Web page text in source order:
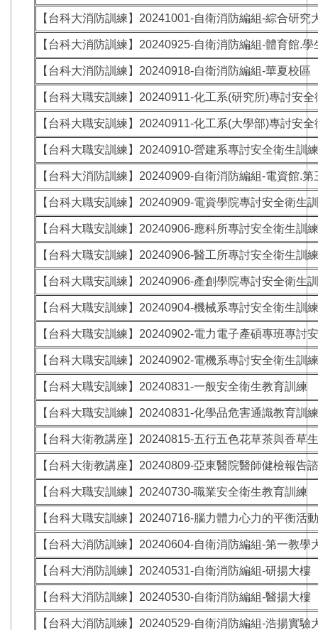
【台科大消防訓練】20241001-自衛消防編組-綜合研究
【台科大消防訓練】20240925-自衛消防編組-體育館.學
【台科大消防訓練】20240918-自衛消防編組-華夏校區
【台科大職安訓練】20240911-化工系(研究所)專討安
【台科大職安訓練】20240911-化工系(大學部)專討安
【台科大職安訓練】20240910-營建系專討安全衛生訓練
【台科大消防訓練】20240909-自衛消防編組-電資館.第
【台科大職安訓練】20240909-電資學院專討安全衛生
【台科大職安訓練】20240906-應科所專討安全衛生訓練
【台科大職安訓練】20240906-醫工所專討安全衛生訓練
【台科大職安訓練】20240906-產創學院專討安全衛生
【台科大職安訓練】20240904-機械系專討安全衛生訓練
【台科大職安訓練】20240902-電力電子產碩專班專討
【台科大職安訓練】20240902-電機系專討安全衛生訓練
【台科大職安訓練】20240831-一般安全衛生教育訓練
【台科大職安訓練】20240831-化學品危害通識教育訓練
【台科大衛教講座】20240815-五行五色花草茶與香草
【台科大衛教講座】20240809-亞東醫院醫師健檢報告
【台科大職安訓練】20240730-職業安全衛生教育訓練
【台科大職安訓練】20240716-腦力體力心力的平衡活動
【台科大消防訓練】20240604-自衛消防編組-第一教學
【台科大消防訓練】20240531-自衛消防編組-研揚大樓
【台科大消防訓練】20240530-自衛消防編組-醫揚大樓
【台科大消防訓練】20240529-自衛消防編組-浩揚實驗